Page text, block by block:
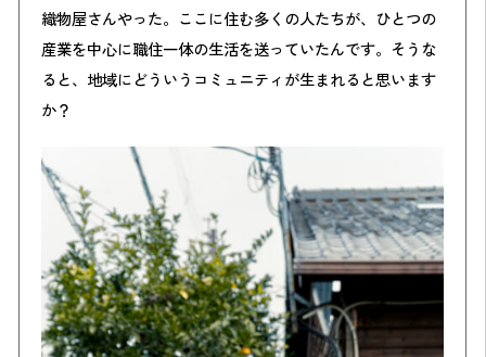
織物屋さんやった。ここに住む多くの人たちが、ひとつの
産業を中心に職住一体の生活を送っていたんです。そうな
ると、地域にどういうコミュニティが生まれると思います
か？